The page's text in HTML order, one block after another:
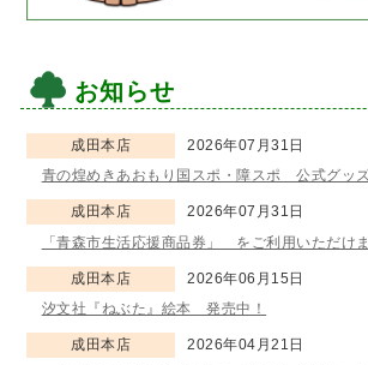
お知らせ
成田本店
2026年07月31日
青の煌めきあおもり国スポ・障スポ 公式グッ
成田本店
2026年07月31日
「青森市生活応援商品券」 をご利用いただけ
成田本店
2026年06月15日
汐文社『ねぶた』絵本 発売中！
成田本店
2026年04月21日